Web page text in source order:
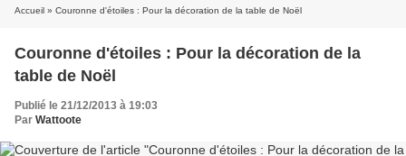
Accueil » Couronne d'étoiles : Pour la décoration de la table de Noël
Couronne d'étoiles : Pour la décoration de la
table de Noël
Publié le 21/12/2013 à 19:03
Par Wattoote